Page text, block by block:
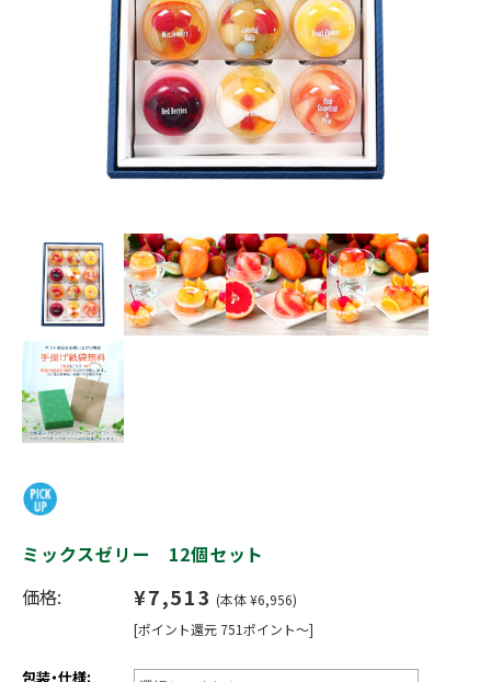
ミックスゼリー 12個セット
価格:
¥7,513 (本体 ¥6,956)
[ポイント還元 751ポイント～]
包装・仕様: